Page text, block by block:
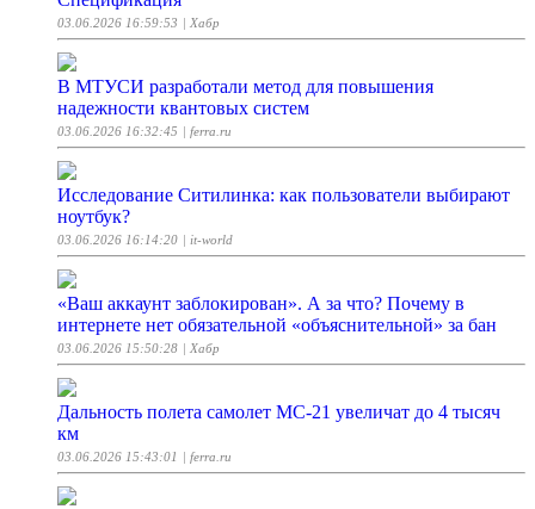
03.06.2026 16:59:53 | Хабр
В МТУСИ разработали метод для повышения
надежности квантовых систем
03.06.2026 16:32:45 | ferra.ru
Исследование Ситилинка: как пользователи выбирают
ноутбук?
03.06.2026 16:14:20 | it-world
«Ваш аккаунт заблокирован». А за что? Почему в
интернете нет обязательной «объяснительной» за бан
03.06.2026 15:50:28 | Хабр
Дальность полета самолет МС-21 увеличат до 4 тысяч
км
03.06.2026 15:43:01 | ferra.ru